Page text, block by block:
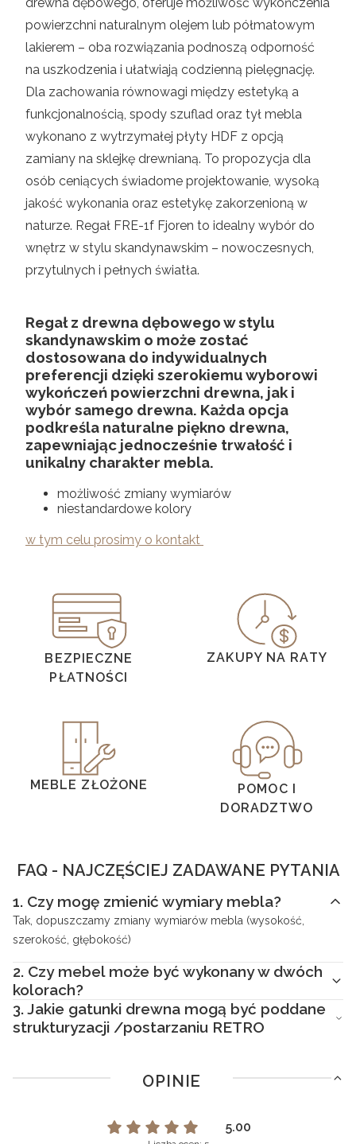
powierzchni naturalnym olejem lub półmatowym
lakierem – oba rozwiązania podnoszą odporność
na uszkodzenia i ułatwiają codzienną pielęgnację.
Dla zachowania równowagi między estetyką a
funkcjonalnością, spody szuflad oraz tył mebla
wykonano z wytrzymałej płyty HDF z opcją
zamiany na sklejkę drewnianą. To propozycja dla
osób ceniących świadome projektowanie, wysoką
jakość wykonania oraz estetykę zakorzenioną w
naturze. Regał FRE-1f Fjoren to idealny wybór do
wnętrz w stylu skandynawskim – nowoczesnych,
przytulnych i pełnych światła.
Regał z drewna dębowego w stylu
skandynawskim o może zostać
dostosowana do indywidualnych
preferencji dzięki szerokiemu wyborowi
wykończeń powierzchni drewna, jak i
wybór samego drewna. Każda opcja
podkreśla naturalne piękno drewna,
zapewniając jednocześnie trwałość i
unikalny charakter mebla.
możliwość zmiany wymiarów
niestandardowe kolory
w tym celu prosimy o kontakt
BEZPIECZNE
PŁATNOŚCI
ZAKUPY NA RATY
MEBLE ZŁOŻONE
POMOC I
DORADZTWO
FAQ - NAJCZĘŚCIEJ ZADAWANE PYTANIA
1. Czy mogę zmienić wymiary mebla?
Tak, dopuszczamy zmiany wymiarów mebla (wysokość,
szerokość, głębokość)
2. Czy mebel może być wykonany w dwóch
kolorach?
3.Jakie gatunki drewna mogą być poddane
strukturyzacji /postarzaniu RETRO
OPINIE
5.00